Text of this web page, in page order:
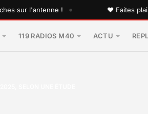
l'antenne ! • ♥ Faites plaisir à
119 RADIOS M40 ACTU